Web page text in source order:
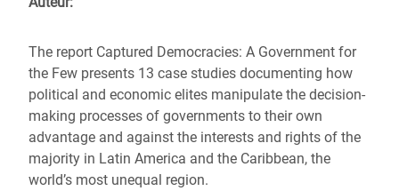
The report Captured Democracies: A Government for
the Few presents 13 case studies documenting how
political and economic elites manipulate the decision-
making processes of governments to their own
advantage and against the interests and rights of the
majority in Latin America and the Caribbean, the
world’s most unequal region.